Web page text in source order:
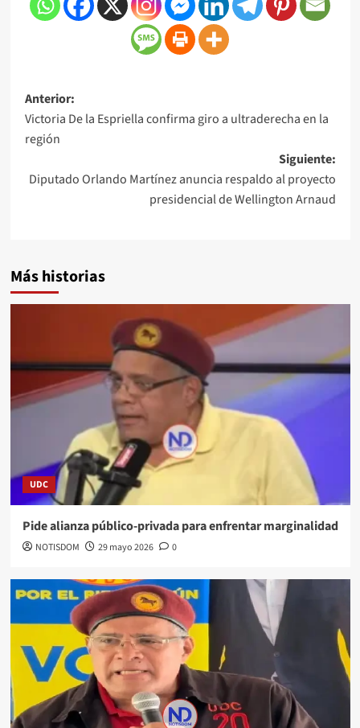
Anterior:
Victoria De la Espriella confirma giro a ultraderecha en la
región
Siguiente:
Diputado Orlando Martínez anuncia respaldo al proyecto
presidencial de Wellington Arnaud
Más historias
UDC
Pide alianza público-privada para enfrentar marginalidad
NOTISDOM 29 mayo 2026 0